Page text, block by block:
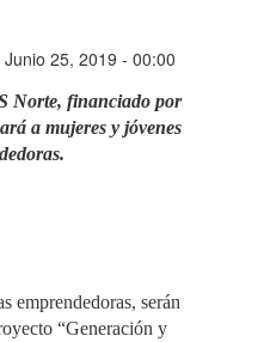
Junio 25, 2019 - 00:00
Norte, financiado por
a mujeres y jóvenes
emprendedoras, serán
“Generación y